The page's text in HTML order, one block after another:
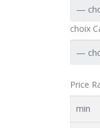
choix
Price